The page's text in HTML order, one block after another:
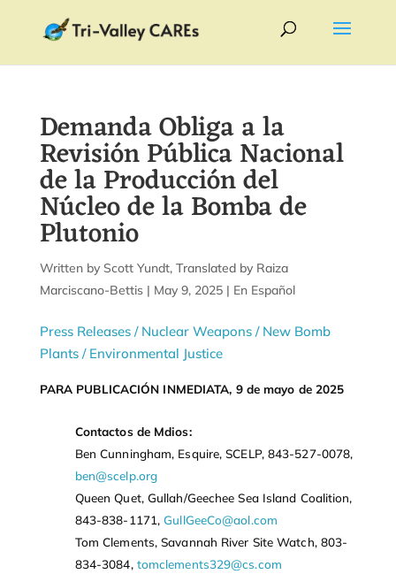
Demanda Obliga a la
Revisión Pública Nacional
de la Producción del
Núcleo de la Bomba de
Plutonio
by
Scott Yundt
| May 9, 2025| En Español
Press Releases / Nuclear Weapons / New Bomb
Plants / Environmental Justice
PARA PUBLICACIÓN INMEDIATA, 9 de mayo de 2025
Contactos de Mdios:
Ben Cunningham, Esquire, SCELP, 843-527-0078,
ben@scelp.org
Queen Quet, Gullah/Geechee Sea Island Coalition,
843-838-1171,GullGeeCo@aol.com
Tom Clements, Savannah River Site Watch, 803-
834-3084, tomclements329@cs.com